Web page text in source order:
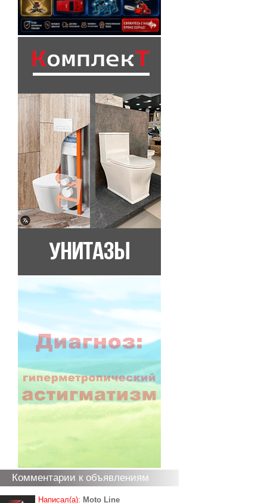
Комментарии к объявлениям
Написал(а): Moto Line